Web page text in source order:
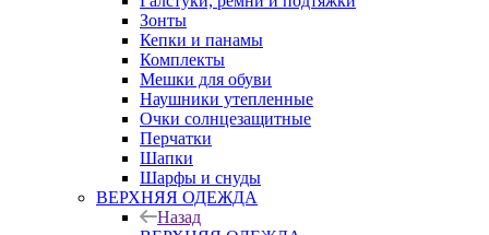
Зонты
Кепки и панамы
Комплекты
Мешки для обуви
Наушники утепленные
Очки солнцезащитные
Перчатки
Шапки
Шарфы и снуды
ВЕРХНЯЯ ОДЕЖДА
Назад